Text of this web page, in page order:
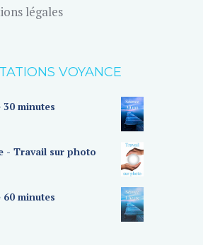
légales
VOYANCE
30 minutes
- Travail sur photo
60 minutes